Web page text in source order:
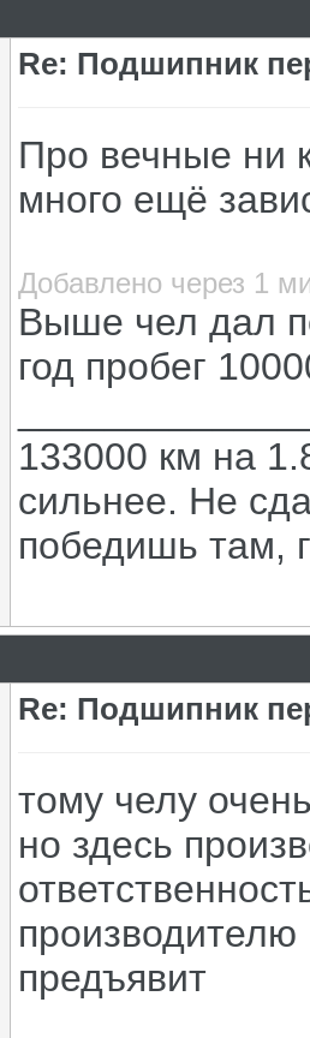
Re: Подшипник
Про вечные ни
много ещё
Добавлено через 1
Выше чел дал
год пробег
133000 км на
сильнее. Не
победишь там,
Re: Подшипник
тому челу
но здесь
предъявит